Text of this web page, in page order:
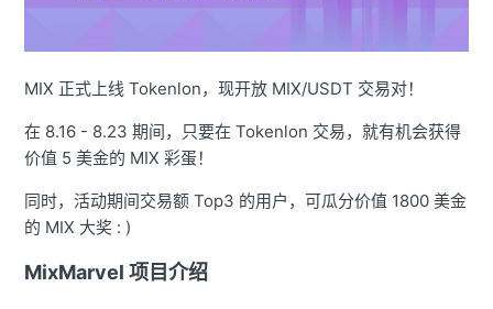
MIX 正式上线 Tokenlon，现开放 MIX/USDT 交易对！
在 8.16 - 8.23 期间，只要在 Tokenlon 交易，就有机会获得
价值 5 美金的 MIX 彩蛋！
同时，活动期间交易额 Top3 的用户，可瓜分价值 1800 美金
的 MIX 大奖 : )
MixMarvel项目介绍